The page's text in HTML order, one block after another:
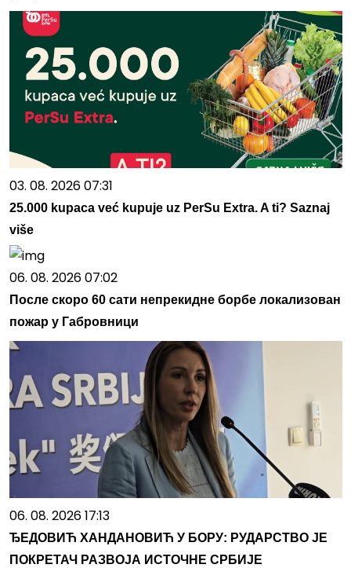
03. 08. 2026 07:31
25.000 kupaca već kupuje uz PerSu Extra. A ti? Saznaj
više
06. 08. 2026 07:02
После скоро 60 сати непрекидне борбе локализован
пожар у Габровници
06. 08. 2026 17:13
ЂЕДОВИЋ ХАНДАНОВИЋ У БОРУ: РУДАРСТВО ЈЕ
ПОКРЕТАЧ РАЗВОЈА ИСТОЧНЕ СРБИЈЕ